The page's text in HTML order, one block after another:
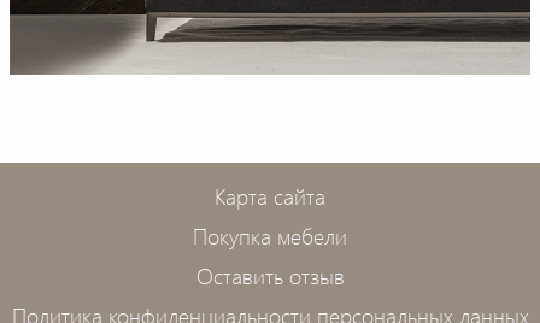
Карта сайта
Покупка мебели
Оставить отзыв
Политика конфиденциальности персональных данных